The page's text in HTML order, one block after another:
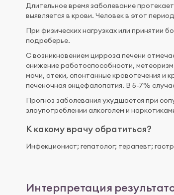
Длительное время заболевание
выявляется в крови. Человек в этот
При физических нагрузках или принятии
подреберье.
С возникновением цирроза печени
снижение работоспособности,
мочи, отеки, спонтанные кровотечения и
печеночная энцефалопатия. В 5-7%
Прогноз заболевания ухудшается при
злоупотреблении алкоголем и
К какому врачу обратиться?
Инфекционист; гепатолог; терапевт;
Интерпретация